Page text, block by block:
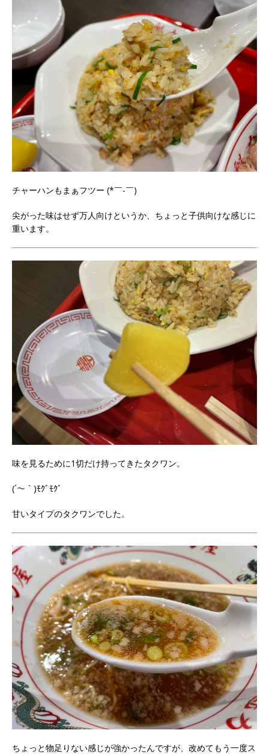
チャーハンもまぁフツー (*￣-￣)
尖がった味はせず万人向けというか、ちょっと子供向けな感じに
重います。
味を見るために1切だけ持ってきたタクワン。
(´～｀)ﾓｸﾞﾓｸﾞ
甘いタイプのタクワンでした。
ちょっと物足りない感じが強かったんですが、改めてもう一度ス